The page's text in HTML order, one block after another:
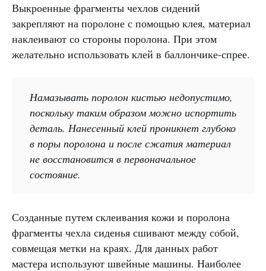
Выкроенные фрагменты чехлов сидений
закрепляют на поролоне с помощью клея, материал
наклеивают со стороны поролона. При этом
желательно использовать клей в баллончике-спрее.
Намазывать поролон кистью недопустимо,
поскольку таким образом можно испортить
деталь. Нанесенный клей проникнет глубоко
в поры поролона и после сжатия материал
не восстановится в первоначальное
состояние.
Созданные путем склеивания кожи и поролона
фрагменты чехла сиденья сшивают между собой,
совмещая метки на краях. Для данных работ
мастера используют швейные машины. Наиболее